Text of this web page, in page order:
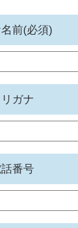
前(必須)
ガナ
番号